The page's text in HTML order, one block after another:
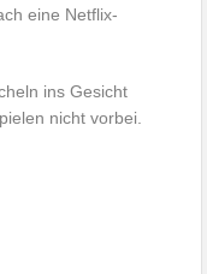
eine Netflix-
ins Gesicht
nicht vorbei.